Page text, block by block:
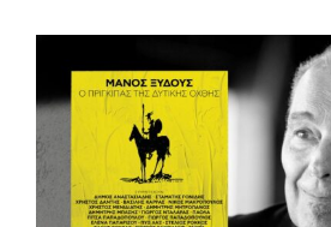
Larger
Image